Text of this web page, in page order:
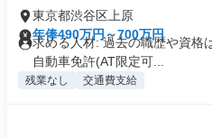
東京都渋谷区上原
年俸490万円～700万円
求める人材: 過去の職歴や資格
自動車免許(AT限定可...
残業なし 交通費支給